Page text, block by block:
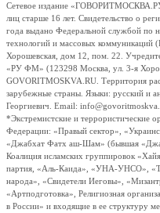
Сетевое издание
лиц старше 16 лет. Свидетельство о
года выдано Федеральной службой по
технологий и массовых коммуникаций
Хорошевская, дом 12, пом. 22.
«РУ ФМ» (123298 Москва, ул. 3-я
GOVORITMOSKVA.RU. Территория
зарубежные страны. Языки: русский и
Георгиевич. Email:
*Экстремистские и террористические
Федерации: «Правый сектор»,
«Джабхат Фатх аш-Шам» (бывшая
Коалиция исламских группировок
партия, «Аль-Каида», «УНА-УНСО»,
народа», «Свидетели Иеговы»,
«Артподготовка», Религиозная
в России» и входящие в ее структуру